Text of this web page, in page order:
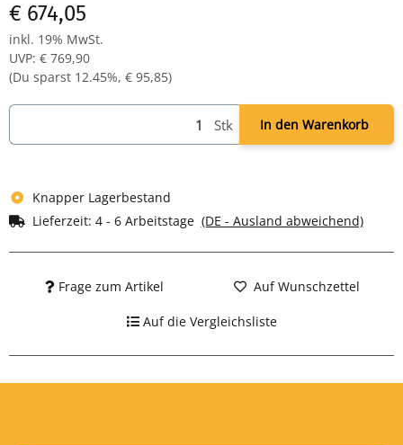
Farbe: Korpus RAL 7035 lichtgrau, Türen RAL 5010 enzianblau -
pulverbeschichtet
Komplett montiert und verschweißt - sofort einsatzbereit
€ 674,05
inkl. 19% MwSt.
UVP: € 769,90
(Du sparst 12.45%, € 95,85)
Stk In den Warenkorb
Knapper Lagerbestand
Lieferzeit: 4 - 6 Arbeitstage (DE - Ausland abweichend)
Frage zum Artikel Auf Wunschzettel
Auf die Vergleichsliste